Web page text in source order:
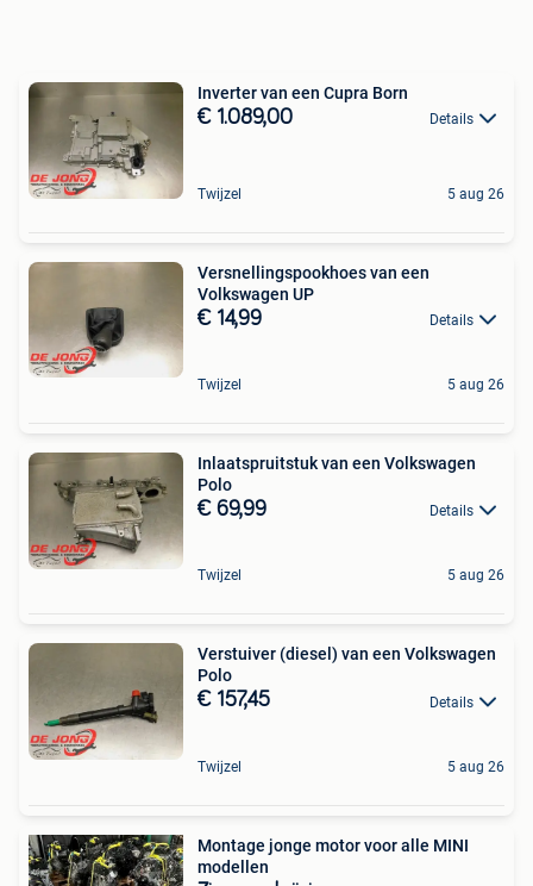
Inverter van een Cupra Born
€ 1.089,00 Details
Twijzel 5 aug 26
Versnellingspookhoes van een
Volkswagen UP
€ 14,99 Details
Twijzel 5 aug 26
Inlaatspruitstuk van een Volkswagen
Polo
€ 69,99 Details
Twijzel 5 aug 26
Verstuiver (diesel) van een Volkswagen
Polo
€ 157,45 Details
Twijzel 5 aug 26
Montage jonge motor voor alle MINI
modellen